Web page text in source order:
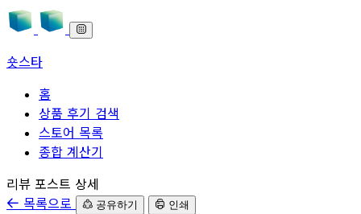
숏스타
홈
상품 후기 검색
스토어 목록
종합 계산기
본문으로 바로가기
리뷰 포스트 상세
목록으로
공유하기 인쇄